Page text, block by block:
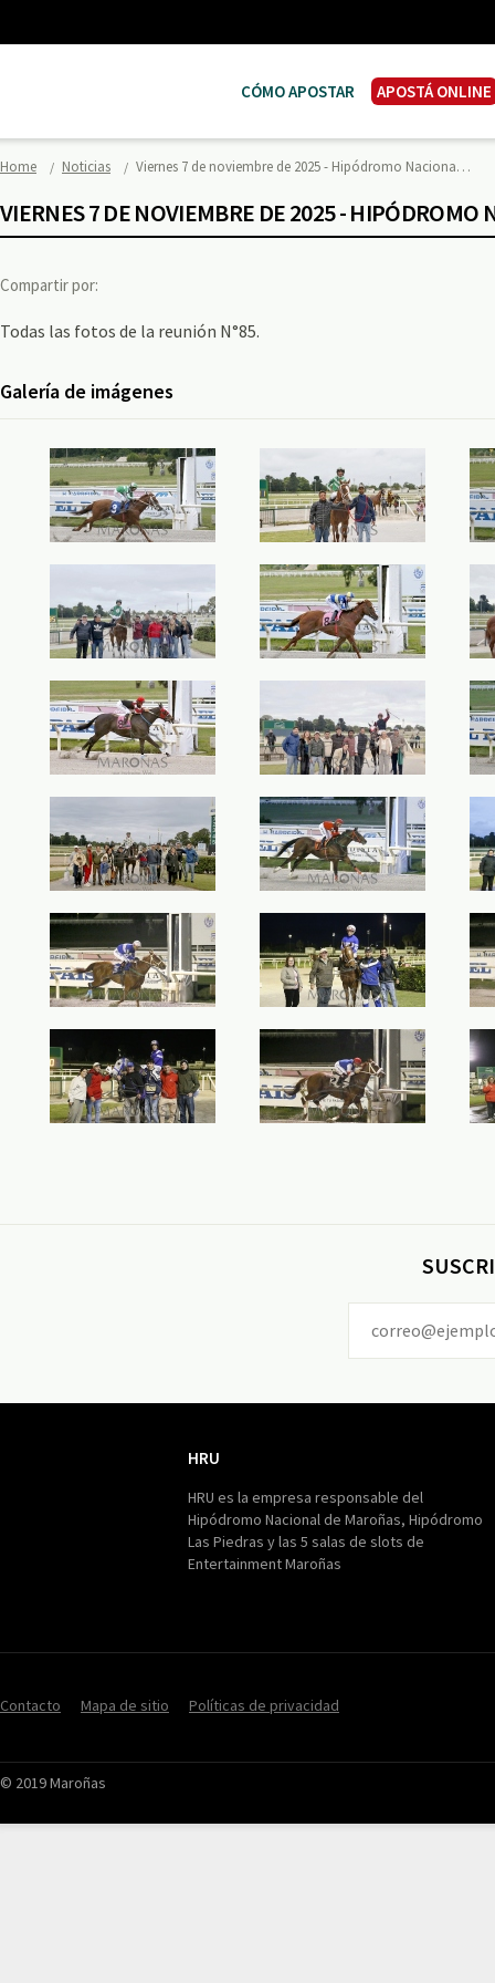
CÓMO APOSTAR APOSTÁ ONLINE
Home Noticias Viernes 7 de noviembre de 2025 - Hipódromo Naciona…
VIERNES 7 DE NOVIEMBRE DE 2025 - HIPÓDROMO
Compartir por:
Todas las fotos de la reunión N°85.
Galería de imágenes
HRU
HRU es la empresa responsable del
Hipódromo Nacional de Maroñas, Hipódromo
Las Piedras y las 5 salas de slots de
Entertainment Maroñas
Contacto Mapa de sitio Políticas de privacidad
© 2019 Maroñas